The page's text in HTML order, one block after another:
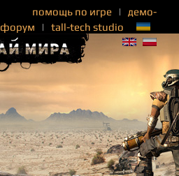
помощь по игре | демо-
форум | tall-tech studio